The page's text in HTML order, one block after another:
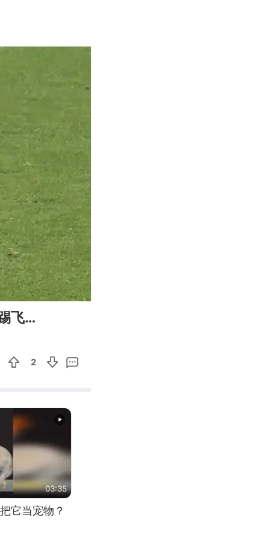
00:44
飞…
2
03:35
它当宠物？